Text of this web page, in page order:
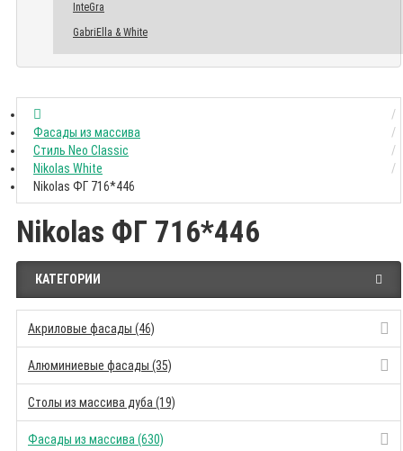
InteGra
GabriElla & White
Фасады из массива
Стиль Neo Classic
Nikolas White
Nikolas ФГ 716*446
Nikolas ФГ 716*446
КАТЕГОРИИ
Акриловые фасады (46)
Алюминиевые фасады (35)
Столы из массива дуба (19)
Фасады из массива (630)